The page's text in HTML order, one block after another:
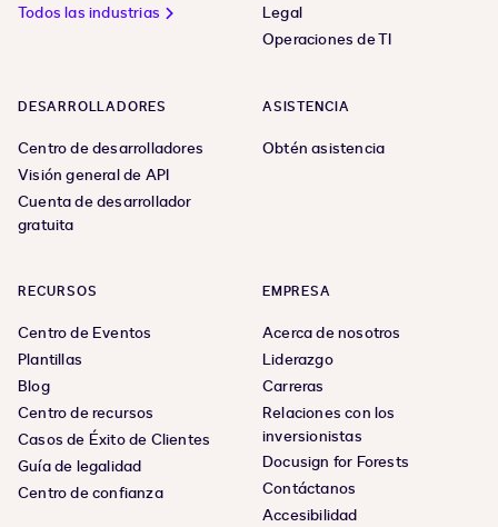
Todos las industrias
Legal
Operaciones de TI
DESARROLLADORES
Centro de desarrolladores
Visión general de API
Cuenta de desarrollador
gratuita
ASISTENCIA
Obtén asistencia
RECURSOS
Centro de Eventos
Plantillas
Blog
Centro de recursos
Casos de Éxito de Clientes
Guía de legalidad
Centro de confianza
EMPRESA
Acerca de nosotros
Liderazgo
Carreras
Relaciones con los
inversionistas
Docusign for Forests
Contáctanos
Accesibilidad